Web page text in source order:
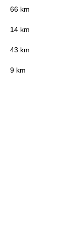
66 km
14 km
43 km
9 km